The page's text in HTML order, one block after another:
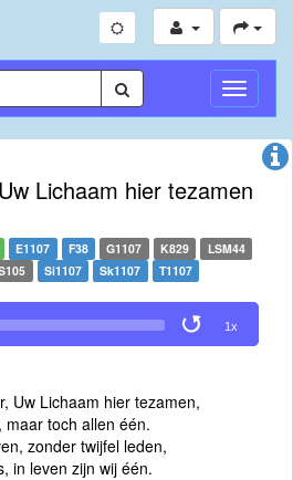
Lichaam hier tezamen
E1107 F38 G1107 K829
LSM44
Si1107 Sk1107 T1107
1x
Uw Lichaam hier tezamen,
maar toch allen één.
zonder twijfel leden,
in leven zijn wij één.